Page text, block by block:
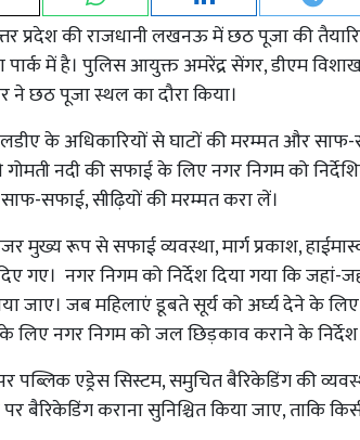
प्रदेश की राजधानी लखनऊ में छठ पूजा की
पार्क में है। पुलिस आयुक्त अमरेंद्र सेंगर, डीएम
ने छठ पूजा स्थल का दौरा किया।
के अधिकारियों से घाटों की मरम्मत और साफ-
गोमती नदी की सफाई के लिए नगर निगम को
सफाई, सीढ़ियों की मरम्मत करा लें।
मुख्य रूप से सफाई व्यवस्था, मार्ग प्रकाश,
गए। नगर निगम को निर्देश दिया गया कि
जाए। जब महिलाएं डूबते सूर्य को अर्घ्य देने के लिए
लिए नगर निगम को जल छिड़काव कराने के निर्देश
पब्लिक एड्रेस सिस्टम, समुचित बैरिकेडिंग की
पर बैरिकेडिंग कराना सुनिश्चित किया जाए, ताकि